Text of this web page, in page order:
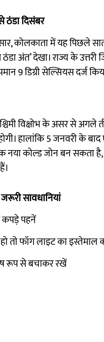
दिसंबर
कोलकाता में यह पिछले सात
अंत’ देखा। राज्य के उत्तरी
9 डिग्री सेल्सियस दर्ज
विक्षोभ के असर से अगले
हालांकि 5 जनवरी के
नया कोल्ड जोन बन सकता
सावधानियां
कपड़े पहनें
तो फॉग लाइट का इस्तेमाल
रूप से बचाकर रखें